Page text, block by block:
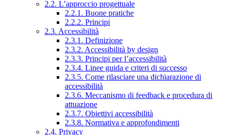
2.2. L’approccio progettuale
2.2.1. Buone pratiche
2.2.2. Principi
2.3. Accessibilità
2.3.1. Definizione
2.3.2. Accessibilità by design
2.3.3. Principi per l’accessibilità
2.3.4. Linee guida e criteri di successo
2.3.5. Come rilasciare una dichiarazione di
accessibilità
2.3.6. Meccanismo di feedback e procedura di
attuazione
2.3.7. Obiettivi accessibilità
2.3.8. Normativa e approfondimenti
2.4. Privacy